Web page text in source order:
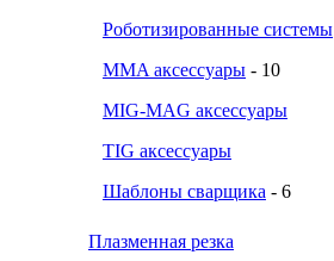
Роботизированные системы
MMA аксессуары - 10
MIG-MAG аксессуары
TIG аксессуары
Шаблоны сварщика - 6
Плазменная резка